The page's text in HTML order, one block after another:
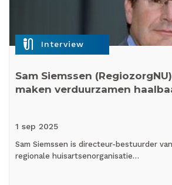
mic_external_on Interview
Sam Siemssen
maken verduurzamen
1 sep 2025
Sam Siemssen is directeur-bestuurder
regionale huisartsenorganisatie…